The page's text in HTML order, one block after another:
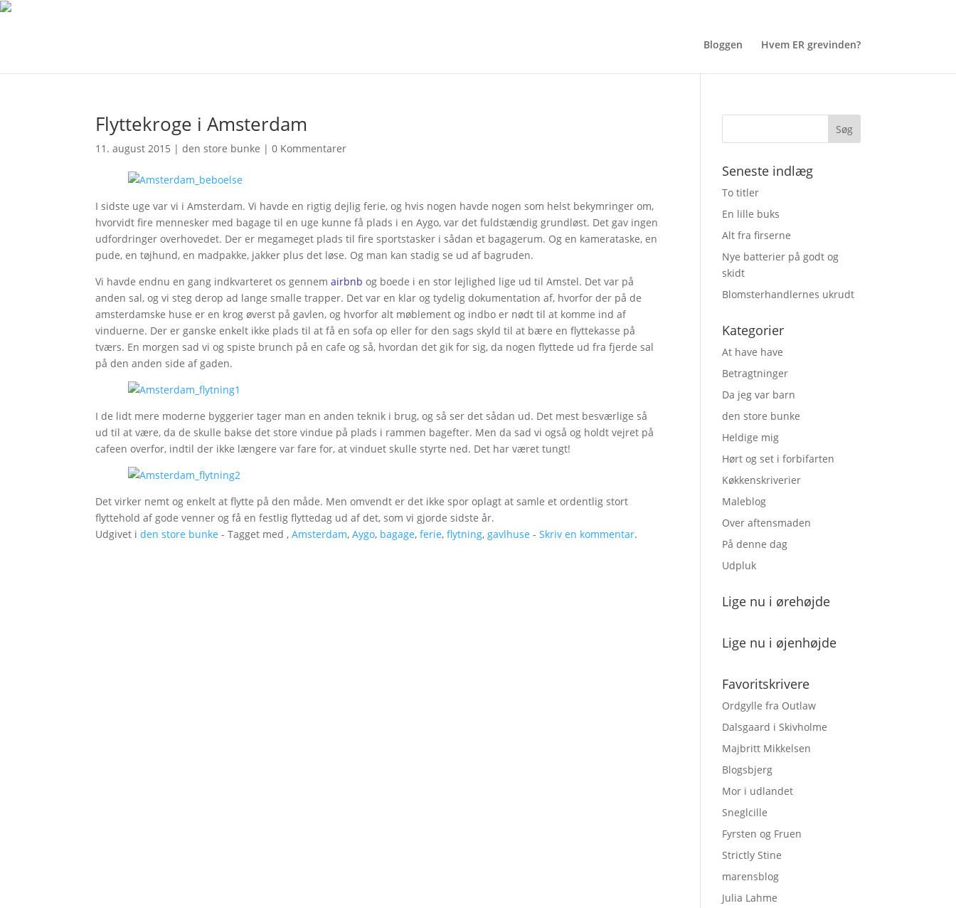
Bloggen Hvem ER grevinden?
Flyttekroge i Amsterdam
11. august 2015 |den store bunke |0 Kommentarer
I sidste uge var vi i Amsterdam. Vi havde en rigtig dejlig ferie, og hvis nogen havde nogen som helst bekymringer om,
hvorvidt fire mennesker med bagage til en uge kunne få plads i en Aygo, var det fuldstændig grundløst. Det gav ingen
udfordringer overhovedet. Der er megameget plads til fire sportstasker i sådan et bagagerum. Og en kamerataske, en
pude, en tøjhund, en madpakke, jakker plus det løse. Og man kan stadig se ud af bagruden.
Vi havde endnu en gang indkvarteret os gennemairbnb og boede i en stor lejlighed lige ud til Amstel. Det var på
anden sal, og vi steg derop ad lange smalle trapper. Det var en klar og tydelig dokumentation af, hvorfor der på de
amsterdamske huse er en krog øverst på gavlen, og hvorfor alt møblement og indbo er nødt til at komme ind af
vinduerne. Der er ganske enkelt ikke plads til at få en sofa op eller for den sags skyld til at bære en flyttekasse på
tværs. En morgen sad vi og spiste brunch på en cafe og så, hvordan det gik for sig, da nogen flyttede ud fra fjerde sal
på den anden side af gaden.
I de lidt mere moderne byggerier tager man en anden teknik i brug, og så ser det sådan ud. Det mest besværlige så
ud til at være, da de skulle bakse det store vindue på plads i rammen bagefter. Men da sad vi også og holdt vejret på
cafeen overfor, indtil der ikke længere var fare for, at vinduet skulle styrte ned. Det har været tungt!
Det virker nemt og enkelt at flytte på den måde. Men omvendt er det ikke spor oplagt at samle et ordentlig stort
flyttehold af gode venner og få en festlig flyttedag ud af det, som vi gjorde sidste år.
Udgivet iden store bunke - Tagget med ,Amsterdam,Aygo, bagage,ferie,flytning,gavlhuse -Skriv en kommentar.
Seneste indlæg
To titler
En lille buks
Alt fra firserne
Nye batterier på godt og
skidt
Blomsterhandlernes ukrudt
Kategorier
At have have
Betragtninger
Da jeg var barn
den store bunke
Heldige mig
Hørt og set i forbifarten
Køkkenskriverier
Maleblog
Over aftensmaden
På denne dag
Udpluk
Lige nu i ørehøjde
Lige nu i øjenhøjde
Favoritskrivere
Ordgylle fra Outlaw
Dalsgaard i Skivholme
Majbritt Mikkelsen
Blogsbjerg
Mor i udlandet
Sneglcille
Fyrsten og Fruen
Strictly Stine
marensblog
Julia Lahme